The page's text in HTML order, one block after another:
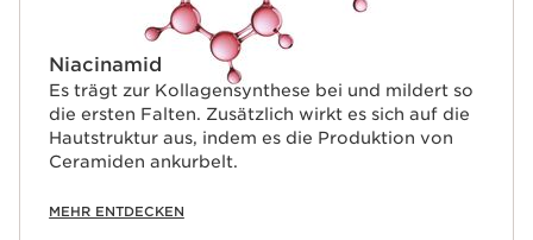
Niacinamid
Es trägt zur Kollagensynthese bei und mildert so
die ersten Falten. Zusätzlich wirkt es sich auf die
Hautstruktur aus, indem es die Produktion von
Ceramiden ankurbelt.
MEHR ENTDECKEN